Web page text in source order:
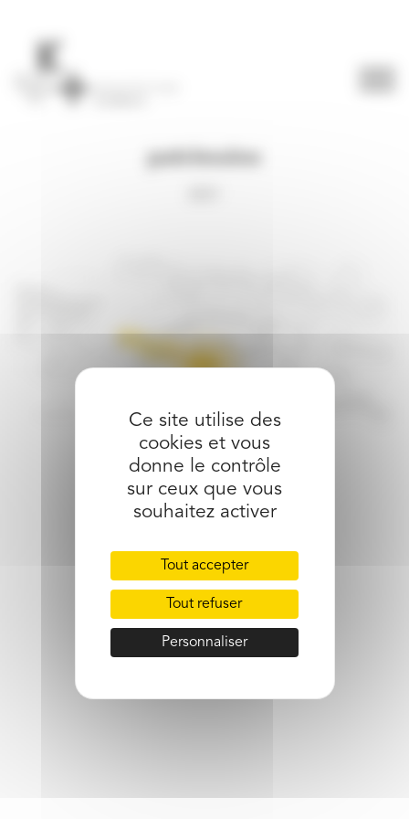
partager l’article
Ce site utilise des
cookies et vous
donne le contrôle
sur ceux que vous
souhaitez activer
Tout accepter
Tout refuser
Personnaliser